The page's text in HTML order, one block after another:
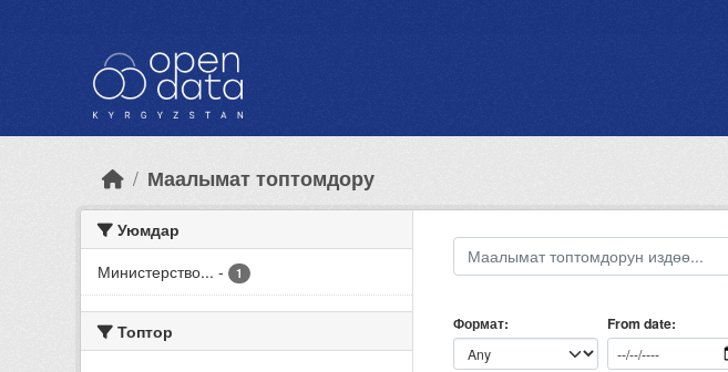
Маалымат топтомдору
Уюмдар
Министерство... - 1
Топтор Формат From date